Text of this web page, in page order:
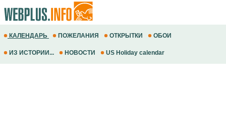
КАЛЕНДАРЬ ПОЖЕЛАНИЯ ОТКРЫТКИ ОБОИ
ИЗ ИСТОРИИ... НОВОСТИ US Holiday calendar